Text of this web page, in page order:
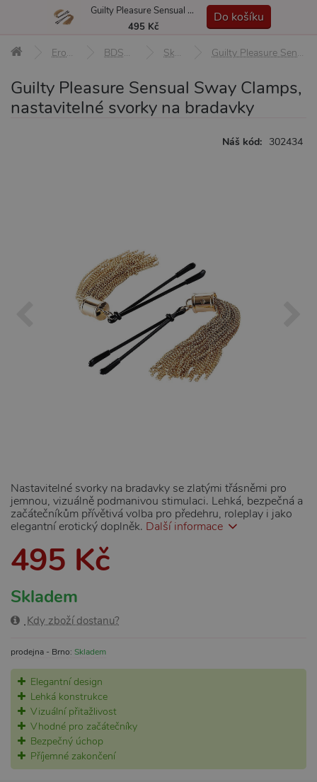
MENU
Erotické pomůcky BDSM pomůcky a sady Skřipce, svorky Guilty Pleasure Sensual Sway Clamps, nastavitelné svorky na bradavky
Guilty Pleasure Sensual Sway Clamps,
nastavitelné svorky na bradavky
Náš kód: 302434
Nastavitelné svorky na bradavky se zlatými třásněmi pro
jemnou, vizuálně podmanivou stimulaci. Lehká, bezpečná a
začátečníkům přívětivá volba pro předehru, roleplay i jako
elegantní erotický doplněk. Další informace
495 Kč
Skladem
Kdy zboží dostanu?
prodejna - Brno: Skladem
Elegantní design
Lehká konstrukce
Vizuální přitažlivost
Vhodné pro začátečníky
Bezpečný úchop
Příjemné zakončení
Guilty Pleasure Sensual Sway Clamps, nastavitelné svorky na bradavky
495 Kč
Do košíku